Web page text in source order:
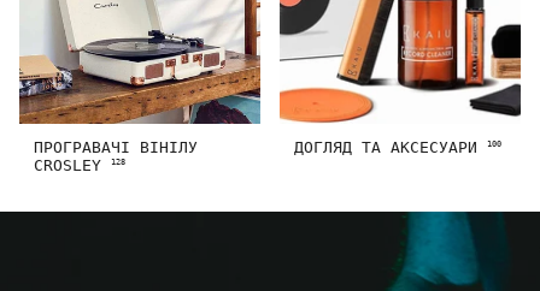
ПРОГРАВАЧІ ВІНІЛУ
CROSLEY
128
ДОГЛЯД ТА АКСЕСУАРИ 100